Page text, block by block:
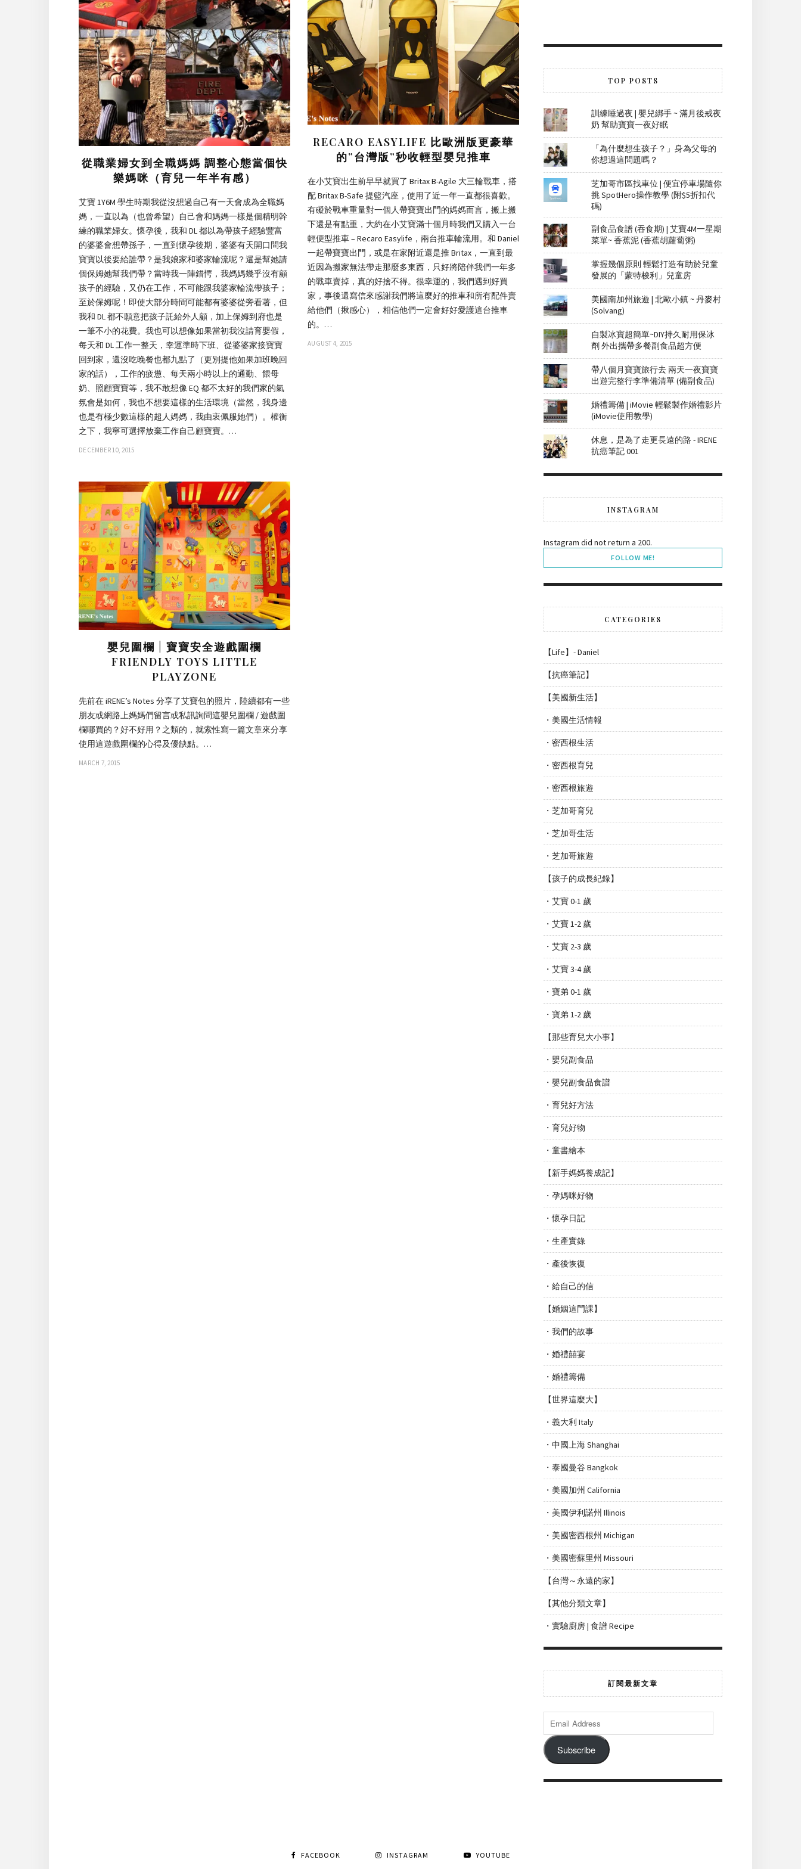
從職業婦女到全職媽媽 調整心態當個快
樂媽咪（育兒一年半有感）
艾寶 1Y6M 學生時期我從沒想過自己有一天會成為全職媽
媽，一直以為（也曾希望）自己會和媽媽一樣是個精明幹
練的職業婦女。懷孕後，我和 DL 都以為帶孩子經驗豐富
的婆婆會想帶孫子，一直到懷孕後期，婆婆有天開口問我
寶寶以後要給誰帶？是我娘家和婆家輪流呢？還是幫她請
個保姆她幫我們帶？當時我一陣錯愕，我媽媽幾乎沒有顧
孩子的經驗，又仍在工作，不可能跟我婆家輪流帶孩子；
至於保姆呢！即使大部分時間可能都有婆婆從旁看著，但
我和 DL 都不願意把孩子託給外人顧，加上保姆到府也是
一筆不小的花費。我也可以想像如果當初我沒請育嬰假，
每天和 DL 工作一整天，幸運準時下班、從婆婆家接寶寶
回到家，還沒吃晚餐也都九點了（更別提他如果加班晚回
家的話），工作的疲憊、每天兩小時以上的通勤、餵母
奶、照顧寶寶等，我不敢想像 EQ 都不太好的我們家的氣
氛會是如何，我也不想要這樣的生活環境（當然，我身邊
也是有極少數這樣的超人媽媽，我由衷佩服她們）。權衡
之下，我寧可選擇放棄工作自己顧寶寶。…
DECEMBER 10, 2015
RECARO EASYLIFE 比歐洲版更豪華
的”台灣版”秒收輕型嬰兒推車
在小艾寶出生前早早就買了 Britax B-Agile 大三輪戰車，搭
配 Britax B-Safe 提籃汽座，使用了近一年一直都很喜歡。
有礙於戰車重量對一個人帶寶寶出門的媽媽而言，搬上搬
下還是有點重，大約在小艾寶滿十個月時我們又購入一台
輕便型推車 – Recaro Easylife，兩台推車輪流用。和 Daniel
一起帶寶寶出門，或是在家附近還是推 Britax，一直到最
近因為搬家無法帶走那麼多東西，只好將陪伴我們一年多
的戰車賣掉，真的好捨不得。很幸運的，我們遇到好買
家，事後還寫信來感謝我們將這麼好的推車和所有配件賣
給他們（揪感心），相信他們一定會好好愛護這台推車
的。…
AUGUST 4, 2015
嬰兒圍欄 | 寶寶安全遊戲圍欄
FRIENDLY TOYS LITTLE
PLAYZONE
先前在 iRENE’s Notes 分享了艾寶包的照片，陸續都有一些
朋友或網路上媽媽們留言或私訊詢問這嬰兒圍欄 / 遊戲圍
欄哪買的？好不好用？之類的，就索性寫一篇文章來分享
使用這遊戲圍欄的心得及優缺點。…
MARCH 7, 2015
TOP POSTS
訓練睡過夜 | 嬰兒綁手 ~ 滿月後戒夜
奶 幫助寶寶一夜好眠
「為什麼想生孩子？」身為父母的
你想過這問題嗎？
芝加哥市區找車位 | 便宜停車場隨你
挑 SpotHero操作教學 (附$5折扣代
碼)
副食品食譜 (吞食期) | 艾寶4M一星期
菜單~ 香蕉泥 (香蕉胡蘿蔔粥)
掌握幾個原則 輕鬆打造有助於兒童
發展的「蒙特梭利」兒童房
美國南加州旅遊 | 北歐小鎮 ~ 丹麥村
(Solvang)
自製冰寶超簡單~DIY持久耐用保冰
劑 外出攜帶多餐副食品超方便
帶八個月寶寶旅行去 兩天一夜寶寶
出遊完整行李準備清單 (備副食品)
婚禮籌備 | iMovie 輕鬆製作婚禮影片
(iMovie使用教學)
休息，是為了走更長遠的路 - IRENE
抗癌筆記 001
INSTAGRAM
Instagram did not return a 200.
FOLLOW ME!
CATEGORIES
【Life】- Daniel
【抗癌筆記】
【美國新生活】
・美國生活情報
・密西根生活
・密西根育兒
・密西根旅遊
・芝加哥育兒
・芝加哥生活
・芝加哥旅遊
【孩子的成長紀錄】
・艾寶 0-1 歲
・艾寶 1-2 歲
・艾寶 2-3 歲
・艾寶 3-4 歲
・寶弟 0-1 歲
・寶弟 1-2 歲
【那些育兒大小事】
・嬰兒副食品
・嬰兒副食品食譜
・育兒好方法
・育兒好物
・童書繪本
【新手媽媽養成記】
・孕媽咪好物
・懷孕日記
・生產實錄
・產後恢復
・給自己的信
【婚姻這門課】
・我們的故事
・婚禮囍宴
・婚禮籌備
【世界這麼大】
・義大利 Italy
・中國上海 Shanghai
・泰國曼谷 Bangkok
・美國加州 California
・美國伊利諾州 Illinois
・美國密西根州 Michigan
・美國密蘇里州 Missouri
【台灣～永遠的家】
【其他分類文章】
・實驗廚房 | 食譜 Recipe
訂閱最新文章
Subscribe
FACEBOOK INSTAGRAM YOUTUBE